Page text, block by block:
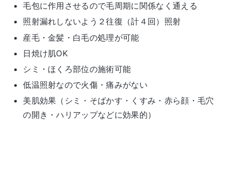
毛包に作用させるので毛周期に関係なく通える
照射漏れしないよう２往復（計４回）照射
産毛・金髪・白毛の処理が可能
日焼け肌OK
シミ・ほくろ部位の施術可能
低温照射なので火傷・痛みがない
美肌効果（シミ・そばかす・くすみ・赤ら顔・毛穴
の開き・ハリアップなどに効果的）